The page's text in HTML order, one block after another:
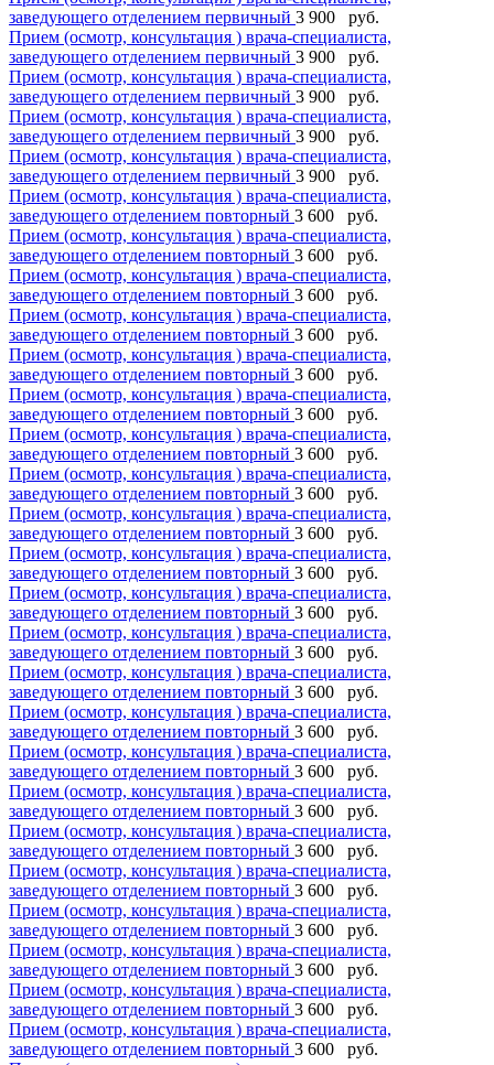
заведующего отделением первичный 3 900 руб.
Прием (осмотр, консультация ) врача-специалиста,
заведующего отделением первичный 3 900 руб.
Прием (осмотр, консультация ) врача-специалиста,
заведующего отделением первичный 3 900 руб.
Прием (осмотр, консультация ) врача-специалиста,
заведующего отделением первичный 3 900 руб.
Прием (осмотр, консультация ) врача-специалиста,
заведующего отделением первичный 3 900 руб.
Прием (осмотр, консультация ) врача-специалиста,
заведующего отделением повторный 3 600 руб.
Прием (осмотр, консультация ) врача-специалиста,
заведующего отделением повторный 3 600 руб.
Прием (осмотр, консультация ) врача-специалиста,
заведующего отделением повторный 3 600 руб.
Прием (осмотр, консультация ) врача-специалиста,
заведующего отделением повторный 3 600 руб.
Прием (осмотр, консультация ) врача-специалиста,
заведующего отделением повторный 3 600 руб.
Прием (осмотр, консультация ) врача-специалиста,
заведующего отделением повторный 3 600 руб.
Прием (осмотр, консультация ) врача-специалиста,
заведующего отделением повторный 3 600 руб.
Прием (осмотр, консультация ) врача-специалиста,
заведующего отделением повторный 3 600 руб.
Прием (осмотр, консультация ) врача-специалиста,
заведующего отделением повторный 3 600 руб.
Прием (осмотр, консультация ) врача-специалиста,
заведующего отделением повторный 3 600 руб.
Прием (осмотр, консультация ) врача-специалиста,
заведующего отделением повторный 3 600 руб.
Прием (осмотр, консультация ) врача-специалиста,
заведующего отделением повторный 3 600 руб.
Прием (осмотр, консультация ) врача-специалиста,
заведующего отделением повторный 3 600 руб.
Прием (осмотр, консультация ) врача-специалиста,
заведующего отделением повторный 3 600 руб.
Прием (осмотр, консультация ) врача-специалиста,
заведующего отделением повторный 3 600 руб.
Прием (осмотр, консультация ) врача-специалиста,
заведующего отделением повторный 3 600 руб.
Прием (осмотр, консультация ) врача-специалиста,
заведующего отделением повторный 3 600 руб.
Прием (осмотр, консультация ) врача-специалиста,
заведующего отделением повторный 3 600 руб.
Прием (осмотр, консультация ) врача-специалиста,
заведующего отделением повторный 3 600 руб.
Прием (осмотр, консультация ) врача-специалиста,
заведующего отделением повторный 3 600 руб.
Прием (осмотр, консультация ) врача-специалиста,
заведующего отделением повторный 3 600 руб.
Прием (осмотр, консультация ) врача-специалиста,
заведующего отделением повторный 3 600 руб.